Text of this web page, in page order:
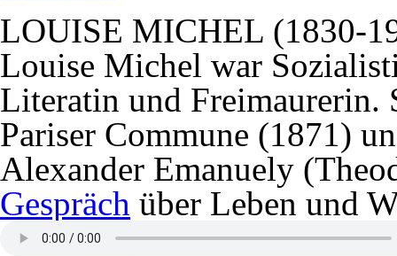
LOUISE MICHEL (1830-
Louise Michel war
Literatin und Freimaurerin.
Pariser Commune (1871)
Alexander Emanuely
Gespräch über Leben und